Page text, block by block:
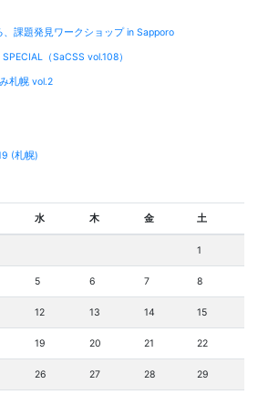
課題発見ワークショップ in Sapporo
（SaCSS vol.108）
札幌 vol.2
(札幌)
水 木 金 土
1
5 6 7 8
12 13 14 15
19 20 21 22
26 27 28 29